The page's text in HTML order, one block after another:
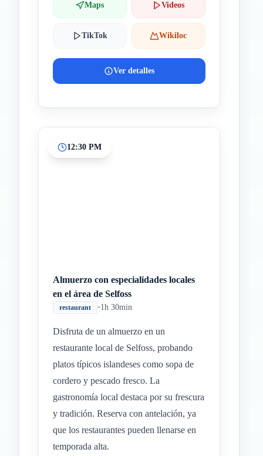
Maps Videos
TikTok Wikiloc
Ver detalles
12:30 PM
Almuerzo con especialidades locales
en el área de Selfoss
restaurant •1h 30min
Disfruta de un almuerzo en un
restaurante local de Selfoss, probando
platos típicos islandeses como sopa de
cordero y pescado fresco. La
gastronomía local destaca por su frescura
y tradición. Reserva con antelación, ya
que los restaurantes pueden llenarse en
temporada alta.